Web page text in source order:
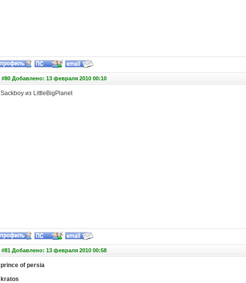
#80 Добавлено: 13 февраля 2010 00:10
Sackboy из LittleBigPlanet
#81 Добавлено: 13 февраля 2010 00:58
prince of persia
kratos